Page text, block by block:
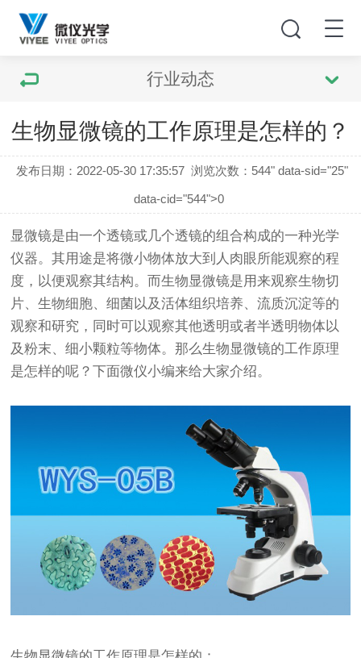
行业动态
生物显微镜的工作原理是怎样的？
发布日期：2022-05-30 17:35:57 浏览次数： 544" data-sid="25"
data-cid="544">0
显微镜是由一个透镜或几个透镜的组合构成的一种光学
仪器。其用途是将微小物体放大到人肉眼所能观察的程
度，以便观察其结构。而生物显微镜是用来观察生物切
片、生物细胞、细菌以及活体组织培养、流质沉淀等的
观察和研究，同时可以观察其他透明或者半透明物体以
及粉末、细小颗粒等物体。那么生物显微镜的工作原理
是怎样的呢？下面微仪小编来给大家介绍。